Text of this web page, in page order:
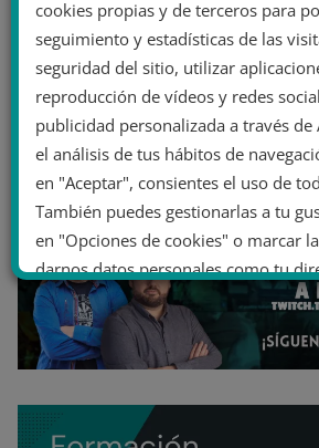
cookies propias y de terceros para
seguimiento y estadísticas de las
seguridad del sitio, utilizar
reproducción de vídeos y redes
publicidad personalizada a través de
el análisis de tus hábitos de
en "Aceptar", consientes el uso de
También puedes gestionarlas a tu
en "Opciones de cookies" o marcar
darnos datos personales como tu
último, puedes leer nuestra Política
No dar mi información personal
.
Opciones de cookies